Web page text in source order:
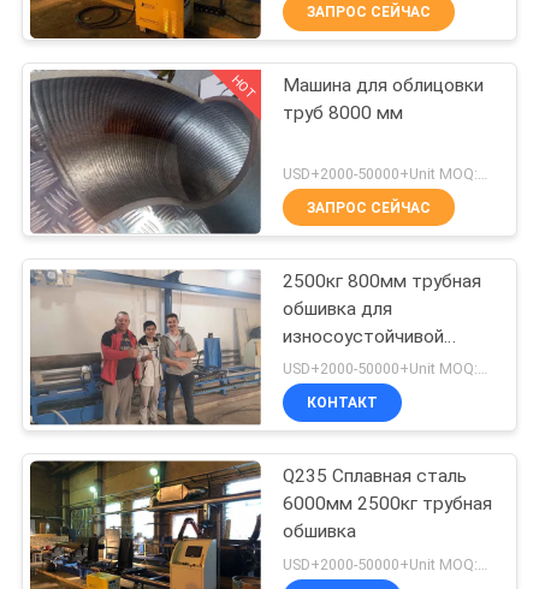
КАЧЕСТВА
СВЯЖИТЕСЬ
МЫ
СПРОСИТЕ
ЦИТАТУ
НОВОСТИ
поверхностью
не
износоустойчивая
пластина
Износостойкая
труба
0
ЗАПРОС СЕЙЧАС
HOT
Машина для облицовки
труб 8000 мм
ЗАПРОС СЕЙЧАС
2500кг 800мм трубная
обшивка для
износоустойчивой
трубы
USD+2000-50000+Unit MOQ:1 единица
КОНТАКТ
Q235 Сплавная сталь
6000мм 2500кг трубная
обшивка
USD+2000-50000+Unit MOQ:1 единица